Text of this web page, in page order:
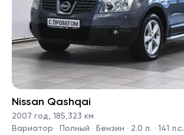
Nissan Qashqai
2007 год, 185,323 км
Вариатор · Полный · Бензин · 2.0 л. · 141 л.с.